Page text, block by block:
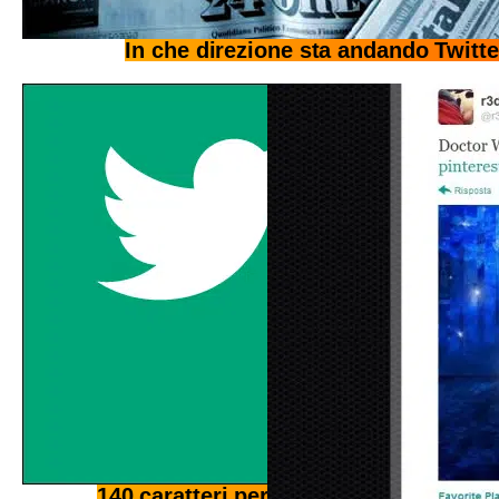
In che direzione sta andando